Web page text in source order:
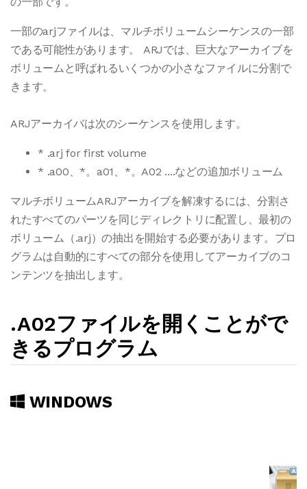
一部のarjファイルは、マルチボリュームシーケンスの一部
である可能性があります。 ARJでは、巨大なアーカイブを
ボリュームと呼ばれるいくつかの小さなファイルに分割で
きます。
ARJアーカイバは次のシーケンスを使用します。
* .arj for first volume
* .a00、*。a01、*。A02 ....などの追加ボリューム
マルチボリュームARJアーカイブを解凍するには、分割さ
れたすべてのパーツを同じディレクトリに配置し、最初の
ボリューム（.arj）の抽出を開始する必要があります。プロ
グラムは自動的にすべての部分を使用してアーカイブのコ
ンテンツを抽出します。
.A02ファイルを開くことがで
きるプログラム
WINDOWS